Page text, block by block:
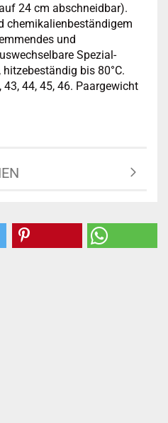
24 cm abschneidbar).
chemikalienbeständigem
und
Spezial-
bis 80°C.
43, 44, 45, 46. Paargewicht